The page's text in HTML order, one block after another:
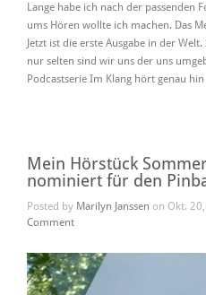
Lange habe ich nach der passenden
ums Hören wollte ich machen. Das
Jetzt ist die erste Ausgabe in der
nur selten sind wir uns der uns
Podcastserie Im Klang hört genau
Mein Hörstück
nominiert für den
Posted by Marilyn Janssen on Okt.
Comment